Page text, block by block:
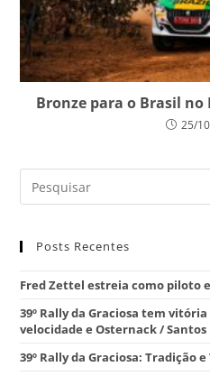
Bronze para o Brasil
25/
Posts Recentes
Fred Zettel estreia como piloto
39º Rally da Graciosa tem
velocidade e Osternack /
39º Rally da Graciosa: Tradição